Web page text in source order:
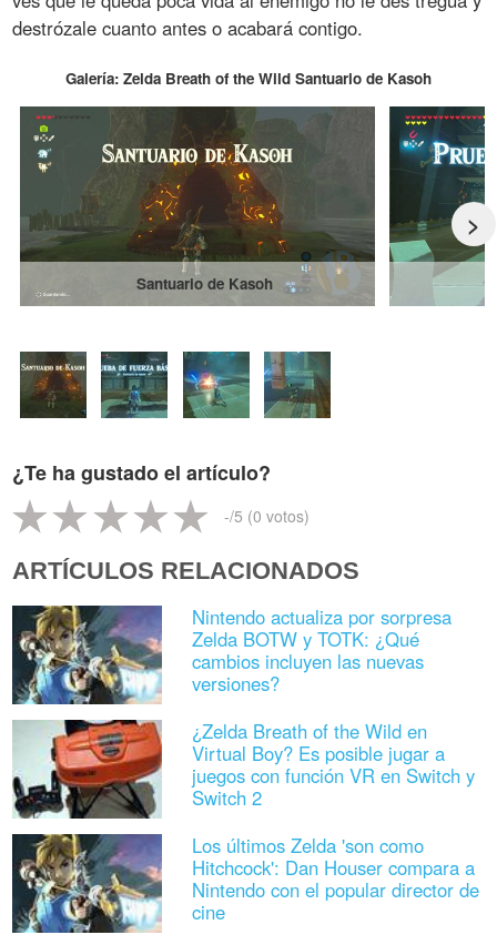
destrózale cuanto antes o acabará contigo.
Galería: Zelda Breath of the Wild Santuario de Kasoh
>
Santuario de Kasoh
¿Te ha gustado el artículo?
-/5 (0 votos)
ARTÍCULOS RELACIONADOS
Nintendo actualiza por sorpresa
Zelda BOTW y TOTK: ¿Qué
cambios incluyen las nuevas
versiones?
¿Zelda Breath of the Wild en
Virtual Boy? Es posible jugar a
juegos con función VR en Switch y
Switch 2
Los últimos Zelda 'son como
Hitchcock': Dan Houser compara a
Nintendo con el popular director de
cine